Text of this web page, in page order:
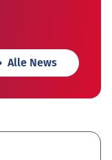
Alle News